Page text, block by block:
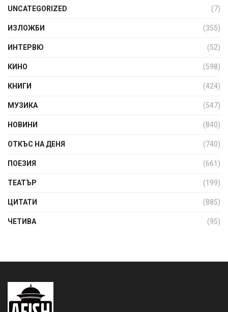
UNCATEGORIZED (7)
ИЗЛОЖБИ (355)
ИНТЕРВЮ (52)
КИНО (598)
КНИГИ (424)
МУЗИКА (547)
НОВИНИ (840)
ОТКЪС НА ДЕНЯ (740)
ПОЕЗИЯ (661)
ТЕАТЪР (199)
ЦИТАТИ (885)
ЧЕТИВА (95)